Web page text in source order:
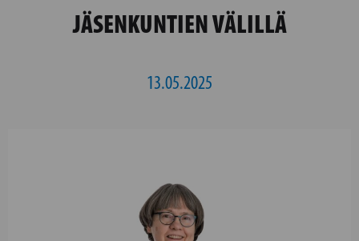
JÄSENKUNTIEN VÄLILLÄ
13.05.2025